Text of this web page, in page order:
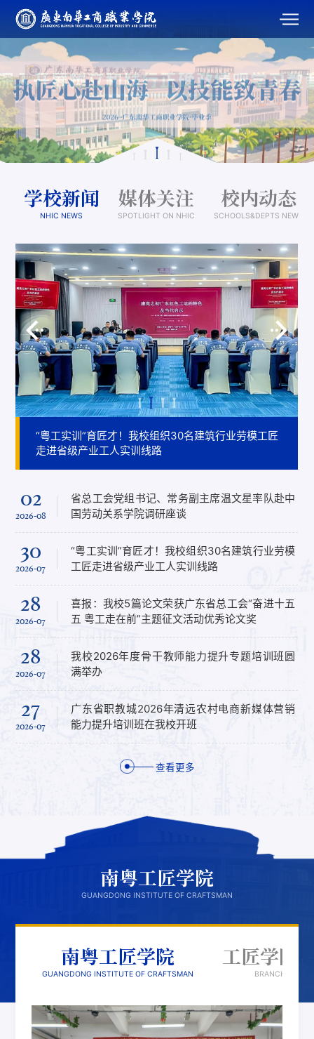
学校新闻
NHIC NEWS
媒体关注
SPOTLIGHT ON NHIC
校内动态
SCHOOLS&DEPTS NEWS
我校2026年度骨干教师能力提升专题培训班圆满举办
省总工会党组书记、常务副主席温文星率队赴中国劳
动关系学院调研座谈
“粤工实训”育匠才！我校组织30名建筑行业劳模工匠
走进省级产业工人实训线路
喜报：我校5篇论文荣获广东省总工会“奋进十五五 粤
工走在前”主题征文活动优秀论文奖
我校2026年度骨干教师能力提升专题培训班圆满举办
省总工会党组书记、常务副主席温文星率队赴中国劳
动关系学院调研座谈
02
2026-08
省总工会党组书记、常务副主席温文星率队赴中
国劳动关系学院调研座谈
30
2026-07
“粤工实训”育匠才！我校组织30名建筑行业劳模
工匠走进省级产业工人实训线路
28
2026-07
喜报：我校5篇论文荣获广东省总工会“奋进十五
五 粤工走在前”主题征文活动优秀论文奖
28
2026-07
我校2026年度骨干教师能力提升专题培训班圆
满举办
27
2026-07
广东省职教城2026年清远农村电商新媒体营销
能力提升培训班在我校开班
南方工报|“粤工实训”为产业工人提素打造“实景课堂”
人民日报|“粤工实训”为产业工人提素打造“实景课堂”
今日头条|30条实训路线把技能培训课堂和思政课延
伸至生产一线
百家号|“粤工实训”为产业工人提素打造“实景课堂”
南方工报|“粤工实训”为产业工人提素打造“实景课堂”
人民日报|“粤工实训”为产业工人提素打造“实景课堂”
06
2026-08
人民日报|“粤工实训”为产业工人提素打造“实景
课堂”
06
2026-08
今日头条|30条实训路线把技能培训课堂和思政
课延伸至生产一线
06
2026-08
百家号|“粤工实训”为产业工人提素打造“实景课
堂”
06
2026-08
南方工报|“粤工实训”为产业工人提素打造“实景
课堂”
05
2026-08
光明日报|广东南华工商职业学院持续擦亮“粤工
实训”特色品牌
我校举办2026年教职工荣休欢送会
学校党委委员、数字商贸学院院长李新带队赴广州扶
摇星途技术有限公司开展调研交流
人工智能学院开展树立和践行正确政绩观学习教育专
题党课
发展规划与产业服务部带队赴清远市旅游协会开展课
题对接交流
我校举办2026年教职工荣休欢送会
学校党委委员、数字商贸学院院长李新带队赴广州扶
摇星途技术有限公司开展调研交流
30
2026-07
学校党委委员、数字商贸学院院长李新带队赴广
州扶摇星途技术有限公司开展调研交流
21
2026-07
人工智能学院开展树立和践行正确政绩观学习教
育专题党课
21
2026-07
发展规划与产业服务部带队赴清远市旅游协会开
展课题对接交流
18
2026-07
我校举办2026年教职工荣休欢送会
17
2026-07
学校党委委员、数字商贸学院院长李新讲授树立
和践行正确政绩观学习教育专题党课
关于开展第一期职业院校商贸类专业教师课程开发与
教学AI技术应用研修班的通知
广东省总工会关于公开选调广东南华工商职业学院副
院长拟任人选的公告
巡视公告
关于征集“十五五”发展规划意见建议的通知
关于开展第一期职业院校商贸类专业教师课程开发与
教学AI技术应用研修班的通知
广东省总工会关于公开选调广东南华工商职业学院副
院长拟任人选的公告
05
2026-06
广东省总工会关于公开选调广东南华工商职业学
院副院长拟任人选的公告
15
2025-10
巡视公告
10
2025-07
关于征集“十五五”发展规划意见建议的通知
01
2025-07
关于开展第一期职业院校商贸类专业教师课程开
发与教学AI技术应用研修班的通知
27
2025-04
广东南华工商职业学院2025年6月电子商务师职
业技能等级认定公告
查看更多
南粤工匠学院
GUANGDONG INSTITUTE OF CRAFTSMAN
南粤工匠学院
GUANGDONG INSTITUTE OF CRAFTSMAN
工匠学院
BRANCHES OF